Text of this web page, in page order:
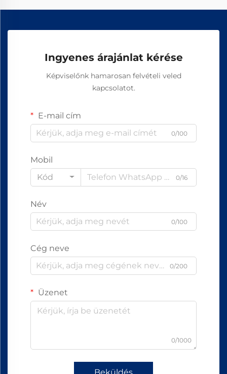
Ingyenes árajánlat kérése
Képviselőnk hamarosan felvételi veled
kapcsolatot.
E-mail cím
0/100
Mobil
Kód
0/16
Név
0/100
Cég neve
0/200
Üzenet
0/1000
Beküldés